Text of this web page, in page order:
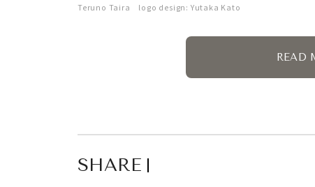
Teruno Taira logo design: Yutaka Kato
READ
SHARE